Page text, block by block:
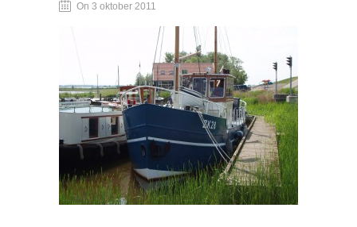
On 3 oktober 2011